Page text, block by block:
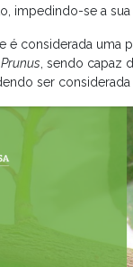
impedindo-se a sua
é considerada uma
Prunus , sendo capaz
ser considerada